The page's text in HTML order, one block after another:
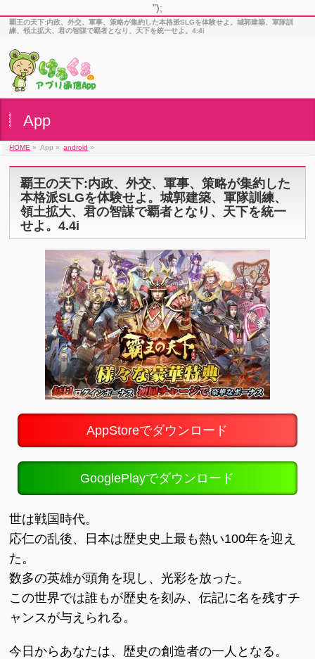
");
覇王の天下:内政、外交、軍事、策略が集約した本格派SLGを体験せよ。城郭建築、軍隊訓
練、領土拡大、君の智謀で覇者となり、天下を統一せよ。4.4i
App
HOME » App » android »
覇王の天下:内政、外交、軍事、策略が集約した
本格派SLGを体験せよ。城郭建築、軍隊訓練、
領土拡大、君の智謀で覇者となり、天下を統一
せよ。4.4i
AppStoreでダウンロード
GooglePlayでダウンロード
世は戦国時代。
応仁の乱後、日本は歴史史上最も熱い100年を迎え
た。
数多の英雄が頭角を現し、光彩を放った。
この世界では誰もが歴史を刻み、伝記に名を残すチ
ャンスが与えられる。
今日からあなたは、歴史の創造者の一人となる。